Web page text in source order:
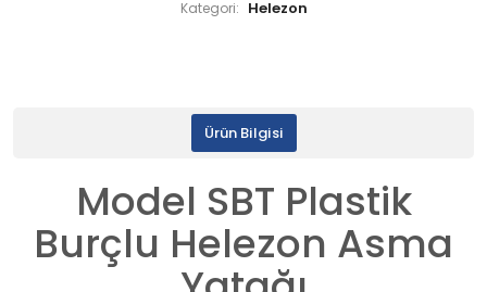
Kategori: Helezon
Ürün Bilgisi
Model SBT Plastik
Burçlu Helezon Asma